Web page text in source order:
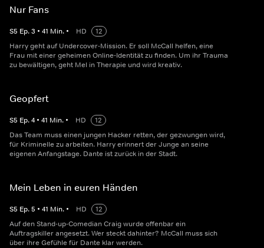
Nur Fans
S5 Ep.3 • 41 Min. • HD
12
Harry geht auf Undercover-Mission. Er soll McCall helfen, eine
Frau mit einer geheimen Online-Identität zu finden. Um ihr Trauma
zu bewältigen, geht Mel in Therapie und wird kreativ.
Geopfert
S5 Ep.4 • 41 Min. • HD
12
Das Team muss einen jungen Hacker retten, der gezwungen wird,
für Kriminelle zu arbeiten. Harry erinnert der Junge an seine
eigenen Anfangstage. Dante ist zurück in der Stadt.
Mein Leben in euren Händen
S5 Ep.5 • 41 Min. • HD
12
Auf den Stand-up-Comedian Craig wurde offenbar ein
Auftragskiller angesetzt. Wer steckt dahinter? McCall muss sich
über ihre Gefühle für Dante klar werden.